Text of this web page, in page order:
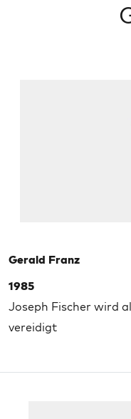
Gerald Franz
1985
Joseph Fischer wird
vereidigt